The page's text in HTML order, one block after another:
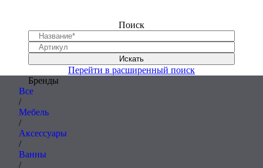
Поиск
Искать
Перейти в расширенный поиск
Бренды
Все
/
Мебель
/
Аксессуары
/
Ванны
/